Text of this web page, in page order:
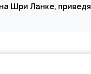
Шри Ланке, приведя